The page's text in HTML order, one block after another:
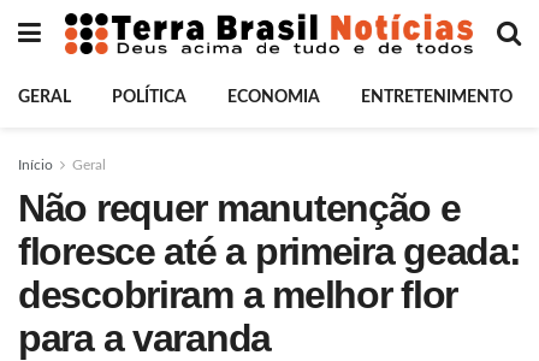
GERAL POLÍTICA ECONOMIA ENTRETENIMENTO
Início Geral
Não requer manutenção e
floresce até a primeira geada:
descobriram a melhor flor
para a varanda